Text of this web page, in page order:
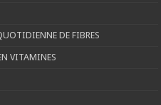
DE FIBRES
VITAMINES